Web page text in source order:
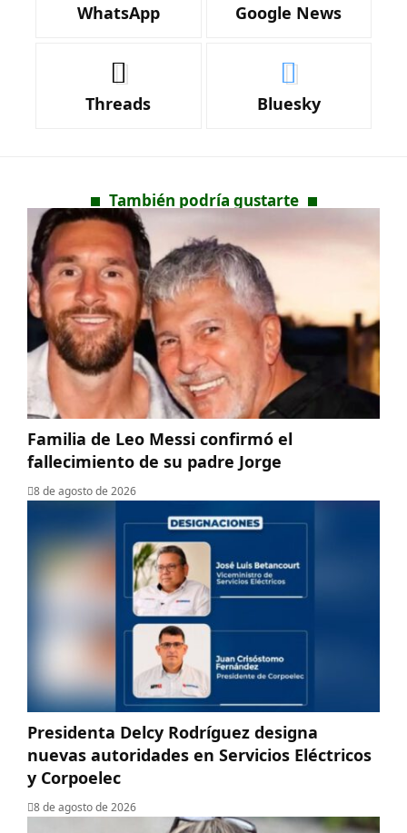
WhatsApp Google News
Threads Bluesky
También podría gustarte
Familia de Leo Messi confirmó el
fallecimiento de su padre Jorge
8 de agosto de 2026
Presidenta Delcy Rodríguez designa
nuevas autoridades en Servicios Eléctricos
y Corpoelec
8 de agosto de 2026